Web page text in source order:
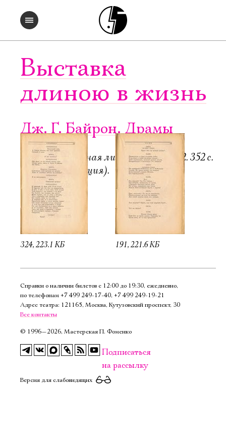
Выставка
длиною в жизнь
Дж. Г. Байрон. Драмы
Пб.-М.: Всемирная литература, 1922. 352 с.
6000 экз. (редакция).
324, 223.1 КБ 191, 221.6 КБ
Справки о наличии билетов с 12:00 до 19:30, ежедневно,
по телефонам +7 499 249‑17‑40, +7 499 249‑19‑21
Адрес театра: 121165, Москва, Кутузовский проспект, 30
Все контакты
© 1996—2026, Мастерская П. Фоменко
Подписаться
на рассылку
Версия для слабовидящих